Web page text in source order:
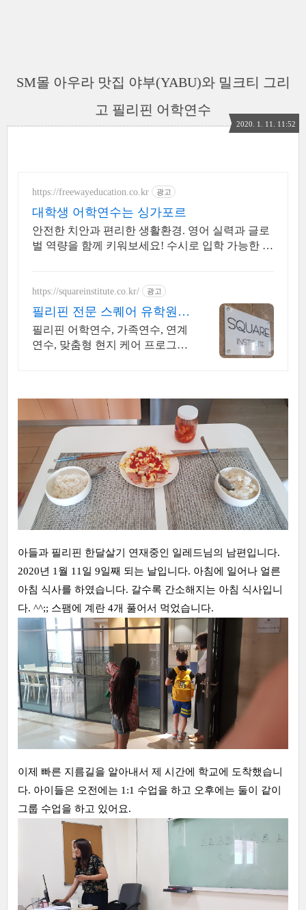
SM몰 아우라 맛집 야부(YABU)와 밀크티 그리
고 필리핀 어학연수
2020. 1. 11. 11:52
https://freewayeducation.co.kr 광고
대학생 어학연수는 싱가포르
안전한 치안과 편리한 생활환경. 영어 실력과 글로
벌 역량을 함께 키워보세요! 수시로 입학 가능한 다
https://squareinstitute.co.kr/ 광고
필리핀 전문 스퀘어 유학원
최저가보장, 카드결제가능
필리핀 어학연수, 가족연수, 연계
연수, 맞춤형 현지 케어 프로그램
아들과 필리핀 한달살기 연재중인 일레드님의 남편입니다.
2020년 1월 11일 9일째 되는 날입니다. 아침에 일어나 얼른
아침 식사를 하였습니다. 갈수록 간소해지는 아침 식사입니
다. ^^;; 스팸에 계란 4개 풀어서 먹었습니다.
이제 빠른 지름길을 알아내서 제 시간에 학교에 도착했습니
다. 아이들은 오전에는 1:1 수업을 하고 오후에는 둘이 같이
그룹 수업을 하고 있어요.